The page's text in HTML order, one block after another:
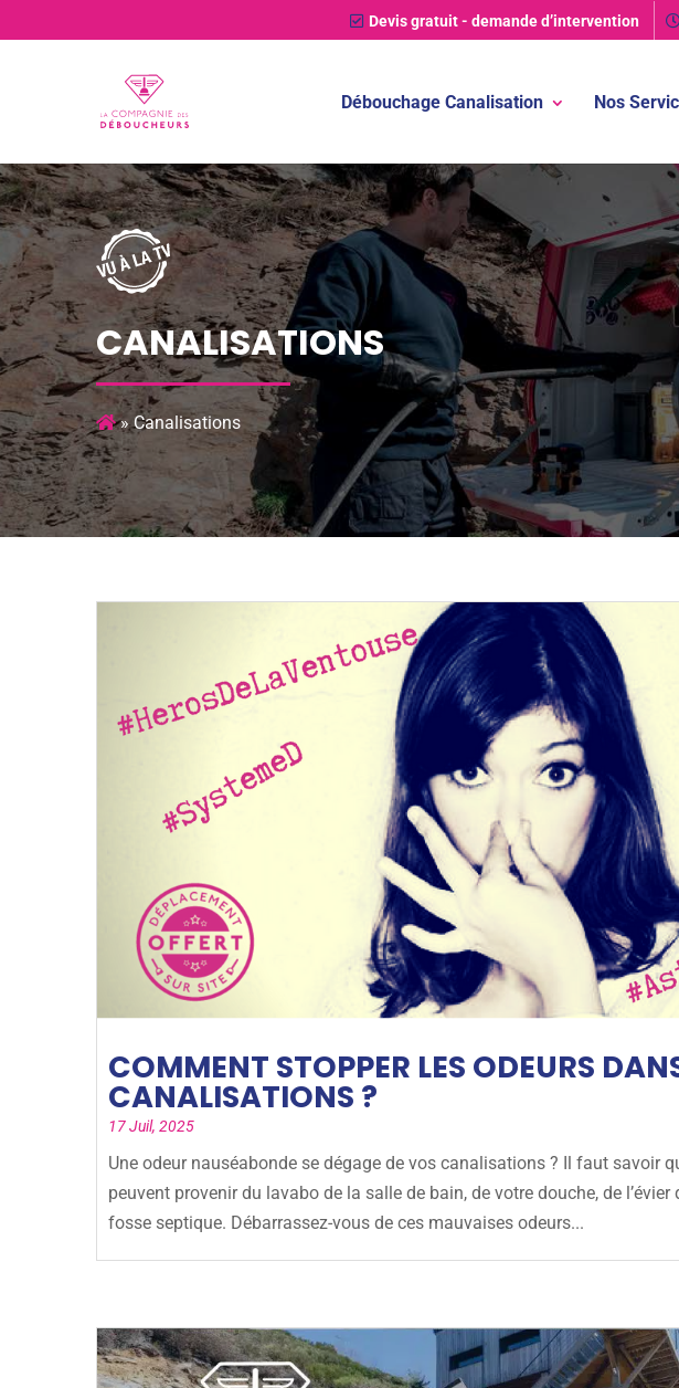
Devis gratuit- demande d’intervention
Débouchage Canalisation Nos
CANALISATIONS
»Canalisations
COMMENT STOPPER LES ODEURS
CANALISATIONS ?
17 Juil, 2025
Une odeur nauséabonde se dégage de vos canalisations ? Il faut savoir
peuvent provenir du lavabo de la salle de bain, de votre douche, de
fosse septique. Débarrassez-vous de ces mauvaises odeurs...